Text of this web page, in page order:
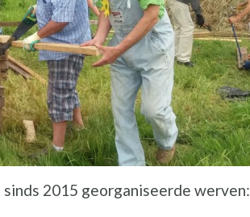
2015 georganiseerde werven: